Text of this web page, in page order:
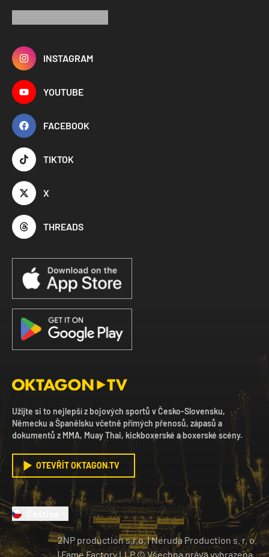
INSTAGRAM
YOUTUBE
FACEBOOK
TIKTOK
X
THREADS
Užijte si to nejlepší z bojových sportů v Česko-Slovensku,
Německu a Španělsku včetně přímých přenosů, zápasů a
dokumentů z MMA, Muay Thai, kickboxerské a boxerské scény.
OTEVŘÍT OKTAGON.TV
2NP production s.r.o.|Neruda Production s. r. o.
| Fame Factory LLP © Všechna práva vyhrazena